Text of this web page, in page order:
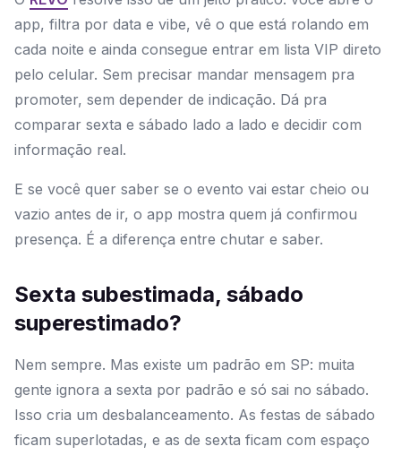
app, filtra por data e vibe, vê o que está rolando em
cada noite e ainda consegue entrar em lista VIP direto
pelo celular. Sem precisar mandar mensagem pra
promoter, sem depender de indicação. Dá pra
comparar sexta e sábado lado a lado e decidir com
informação real.
E se você quer saber se o evento vai estar cheio ou
vazio antes de ir, o app mostra quem já confirmou
presença. É a diferença entre chutar e saber.
Sexta subestimada, sábado
superestimado?
Nem sempre. Mas existe um padrão em SP: muita
gente ignora a sexta por padrão e só sai no sábado.
Isso cria um desbalanceamento. As festas de sábado
ficam superlotadas, e as de sexta ficam com espaço